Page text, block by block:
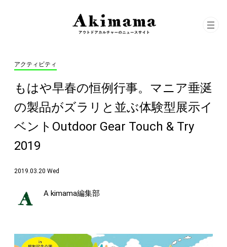
アクティビティ
もはや早春の恒例行事。マニア垂涎
の製品がズラリと並ぶ体験型展示イ
ベントOutdoor Gear Touch & Try
2019
2019.03.20 Wed
A kimama編集部